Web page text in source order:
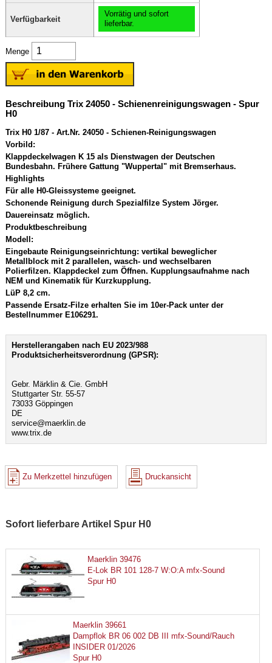
Verfügbarkeit
Vorrätig und sofort
lieferbar.
Menge
Beschreibung Trix 24050 - Schienenreinigungswagen - Spur
H0
Trix H0 1/87 - Art.Nr. 24050 - Schienen-Reinigungswagen
Vorbild:
Klappdeckelwagen K 15 als Dienstwagen der Deutschen
Bundesbahn. Frühere Gattung "Wuppertal" mit Bremserhaus.
Highlights
Für alle H0-Gleissysteme geeignet.
Schonende Reinigung durch Spezialfilze System Jörger.
Dauereinsatz möglich.
Produktbeschreibung
Modell:
Eingebaute Reinigungseinrichtung: vertikal beweglicher
Metallblock mit 2 parallelen, wasch- und wechselbaren
Polierfilzen. Klappdeckel zum Öffnen. Kupplungsaufnahme nach
NEM und Kinematik für Kurzkupplung.
LüP 8,2 cm.
Passende Ersatz-Filze erhalten Sie im 10er-Pack unter der
Bestellnummer E106291.
Herstellerangaben nach EU 2023/988
Produktsicherheitsverordnung (GPSR):
Gebr. Märklin & Cie. GmbH
Stuttgarter Str. 55-57
73033 Göppingen
DE
service@maerklin.de
www.trix.de
Zu Merkzettel hinzufügen Druckansicht
Sofort lieferbare Artikel Spur H0
Maerklin 39476
E-Lok BR 101 128-7 W:O:A mfx-Sound
Spur H0
Maerklin 39661
Dampflok BR 06 002 DB III mfx-Sound/Rauch
INSIDER 01/2026
Spur H0